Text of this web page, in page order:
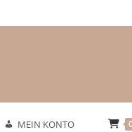
MEIN KONTO